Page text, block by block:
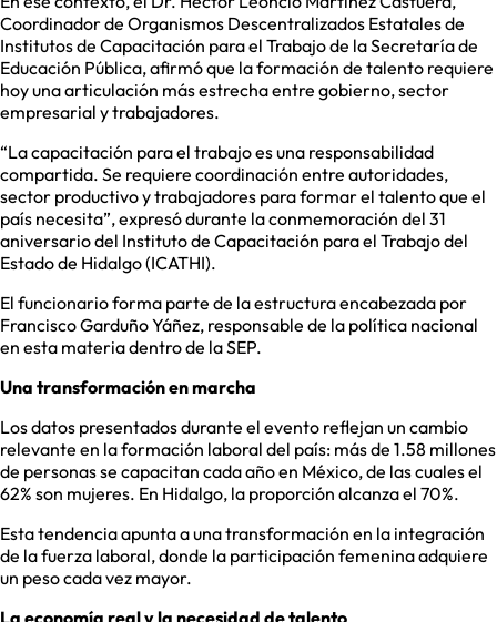
Coordinador de Organismos Descentralizados Estatales de
Institutos de Capacitación para el Trabajo de la Secretaría de
Educación Pública, afirmó que la formación de talento requiere
hoy una articulación más estrecha entre gobierno, sector
empresarial y trabajadores.
“La capacitación para el trabajo es una responsabilidad
compartida. Se requiere coordinación entre autoridades,
sector productivo y trabajadores para formar el talento que el
país necesita”, expresó durante la conmemoración del 31
aniversario del Instituto de Capacitación para el Trabajo del
Estado de Hidalgo (ICATHI).
El funcionario forma parte de la estructura encabezada por
Francisco Garduño Yáñez, responsable de la política nacional
en esta materia dentro de la SEP.
Una transformación en marcha
Los datos presentados durante el evento reflejan un cambio
relevante en la formación laboral del país: más de 1.58 millones
de personas se capacitan cada año en México, de las cuales el
62% son mujeres. En Hidalgo, la proporción alcanza el 70%.
Esta tendencia apunta a una transformación en la integración
de la fuerza laboral, donde la participación femenina adquiere
un peso cada vez mayor.